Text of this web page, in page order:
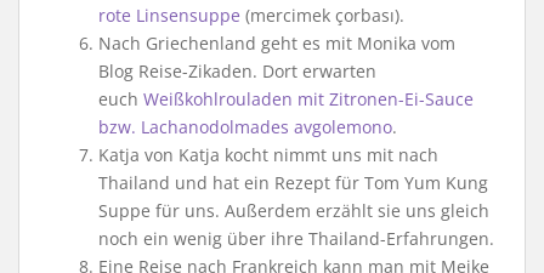
rote Linsensuppe (mercimek çorbası).
Nach Griechenland geht es mit Monika vom
Blog Reise-Zikaden. Dort erwarten
euch Weißkohlrouladen mit Zitronen-Ei-Sauce
bzw. Lachanodolmades avgolemono.
Katja von Katja kocht nimmt uns mit nach
Thailand und hat ein Rezept für Tom Yum Kung
Suppe für uns. Außerdem erzählt sie uns gleich
noch ein wenig über ihre Thailand-Erfahrungen.
Eine Reise nach Frankreich kann man mit Meike